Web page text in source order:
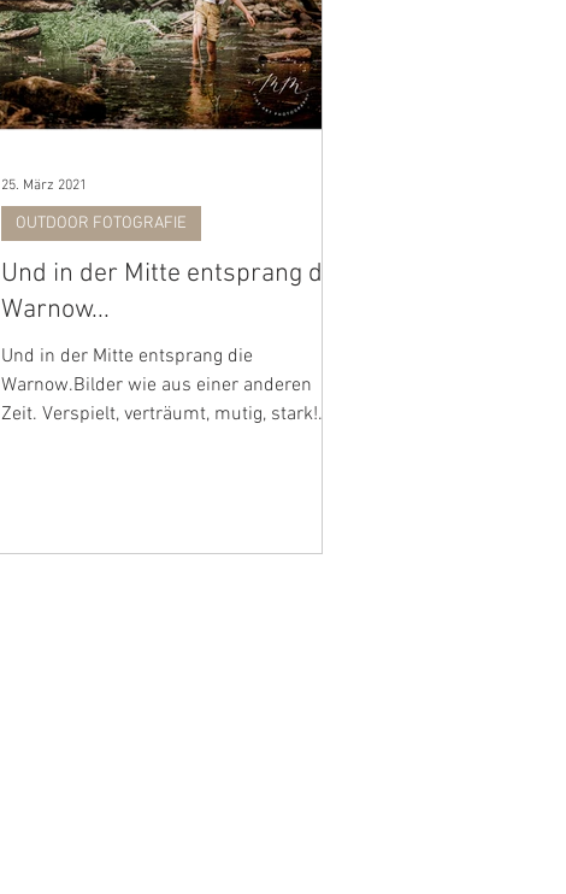
Und in der Mitte entsprang die
Warnow...
Und in der Mitte entsprang die
Warnow.Bilder wie aus einer anderen
Zeit. Verspielt, verträumt, mutig, stark!
OUTDOOR FOTOGRAFIE
25. März 2021